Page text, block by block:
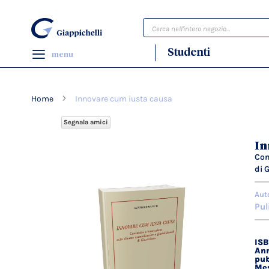
Cerca
menu Studenti
Home Innovare cum iusta causa
Segnala amici
di